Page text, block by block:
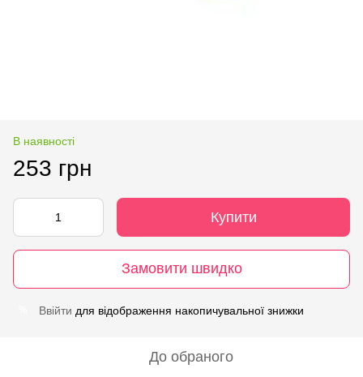
В наявності
253 грн
Купити
Замовити швидко
Ввійти для відображення накопичувальної знижки
До обраного